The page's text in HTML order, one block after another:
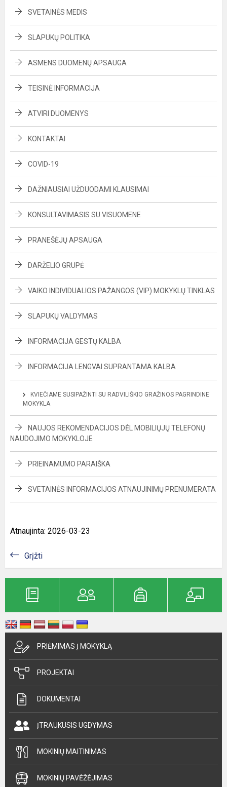
SVETAINĖS MEDIS
SLAPUKŲ POLITIKA
ASMENS DUOMENŲ APSAUGA
TEISINĖ INFORMACIJA
ATVIRI DUOMENYS
KONTAKTAI
COVID-19
DAŽNIAUSIAI UŽDUODAMI KLAUSIMAI
KONSULTAVIMASIS SU VISUOMENE
PRANEŠĖJŲ APSAUGA
DARŽELIO GRUPĖ
VAIKO INDIVIDUALIOS PAŽANGOS (VIP) MOKYKLŲ TINKLAS
SLAPUKŲ VALDYMAS
INFORMACIJA GESTŲ KALBA
INFORMACIJA LENGVAI SUPRANTAMA KALBA
KVIEČIAME SUSIPAŽINTI SU RADVILIŠKIO GRAŽINOS PAGRINDINE
MOKYKLA
NAUJOS REKOMENDACIJOS DĖL MOBILIŲJŲ TELEFONŲ
NAUDOJIMO MOKYKLOJE
PRIEINAMUMO PARAIŠKA
SVETAINĖS INFORMACIJOS ATNAUJINIMŲ PRENUMERATA
Atnaujinta: 2026-03-23
Grįžti
PRIĖMIMAS Į MOKYKLĄ
PROJEKTAI
DOKUMENTAI
ĮTRAUKUSIS UGDYMAS
MOKINIŲ MAITINIMAS
MOKINIŲ PAVĖŽĖJIMAS